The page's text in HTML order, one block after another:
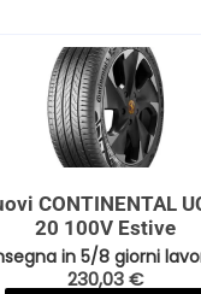
CONTINENTAL
20 100V Estive
in 5/8 giorni
230,03€